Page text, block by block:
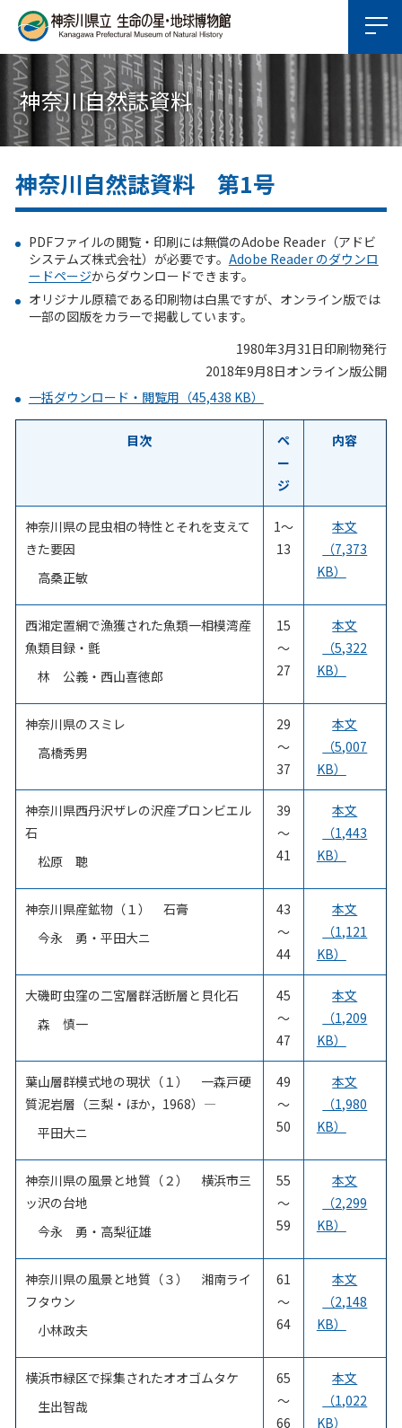
神奈川自然誌資料
神奈川自然誌資料 第1号
PDFファイルの閲覧・印刷には無償のAdobe Reader（アドビ
システムズ株式会社）が必要です。 Adobe Reader のダウンロ
ードページからダウンロードできます。
オリジナル原稿である印刷物は白黒ですが、オンライン版では
一部の図版をカラーで掲載しています。
1980年3月31日印刷物発行
2018年9月8日オンライン版公開
一括ダウンロード・閲覧用（45,438 KB）
目次
ペ
ー
ジ
内容
神奈川県の昆虫相の特性とそれを支えて
きた要因
高桑正敏
1～
13
本文
（7,373
KB）
西湘定置網で漁獲された魚類一相模湾産
魚類目録・氈
林 公義・西山喜徳郎
15
～
27
本文
（5,322
KB）
神奈川県のスミレ
高橋秀男
29
～
37
本文
（5,007
KB）
神奈川県西丹沢ザレの沢産プロンビエル
石
松原 聰
39
～
41
本文
（1,443
KB）
神奈川県産鉱物（１） 石膏
今永 勇・平田大ニ
43
～
44
本文
（1,121
KB）
大磯町虫窪の二宮層群活断層と貝化石
森 慎一
45
～
47
本文
（1,209
KB）
葉山層群模式地の現状（１） 一森戸硬
質泥岩層（三梨・ほか，1968）―
平田大ニ
49
～
50
本文
（1,980
KB）
神奈川県の風景と地質（２） 横浜市三
ッ沢の台地
今永 勇・高梨征雄
55
～
59
本文
（2,299
KB）
神奈川県の風景と地質（３） 湘南ライ
フタウン
小林政夫
61
～
64
本文
（2,148
KB）
横浜市緑区で採集されたオオゴムタケ
生出智哉
65
～
66
本文
（1,022
KB）